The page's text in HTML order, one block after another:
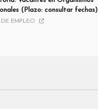
(Plazo: consultar fechas)
EMPLEO